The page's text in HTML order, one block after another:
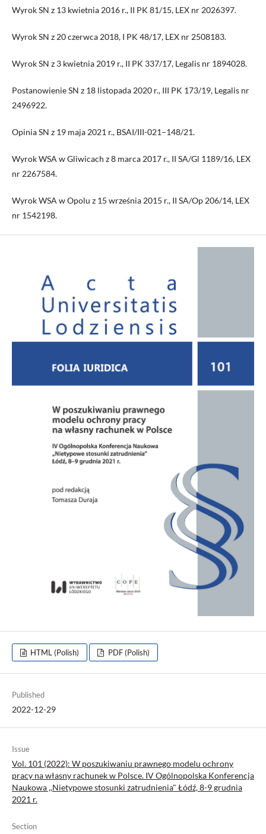
Wyrok SN z 13 kwietnia 2016 r., II PK 81/15, LEX nr 2026397.
Wyrok SN z 20 czerwca 2018, I PK 48/17, LEX nr 2508183.
Wyrok SN z 3 kwietnia 2019 r., II PK 337/17, Legalis nr 1894028.
Postanowienie SN z 18 listopada 2020 r., III PK 173/19, Legalis nr
2496922.
Opinia SN z 19 maja 2021 r., BSAI/III-021–148/21.
Wyrok WSA w Gliwicach z 8 marca 2017 r., II SA/Gl 1189/16, LEX
nr 2267584.
Wyrok WSA w Opolu z 15 września 2015 r., II SA/Op 206/14, LEX
nr 1542198.
HTML (Polish) PDF (Polish)
Published
2022-12-29
Issue
Vol. 101 (2022): W poszukiwaniu prawnego modelu ochrony
pracy na własny rachunek w Polsce. IV Ogólnopolska Konferencja
Naukowa ,,Nietypowe stosunki zatrudnienia" Łódź, 8-9 grudnia
2021 r.
Section